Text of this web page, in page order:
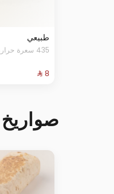
طبيعي
435 سعرة حرارية
صواريخ